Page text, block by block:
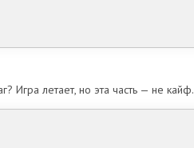
Игра летает, но эта часть — не кайф.